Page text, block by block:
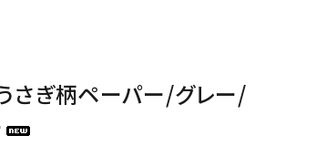
さぎ柄ペーパー/グレー/